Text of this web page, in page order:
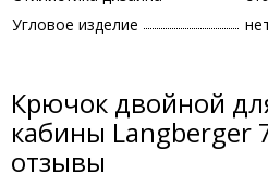
Угловое изделие
Крючок двойной
кабины Langberger
отзывы